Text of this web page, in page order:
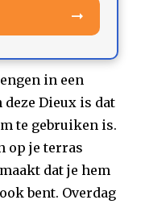
in een
Dieux is dat
te gebruiken is.
op je terras
dat je hem
bent. Overdag